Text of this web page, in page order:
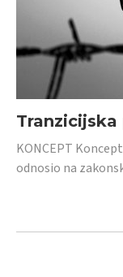
KONCEPT
odnosio na